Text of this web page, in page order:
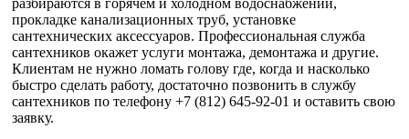
разбираются в горячем и холодном водоснабжении,
прокладке канализационных труб, установке
сантехнических аксессуаров. Профессиональная служба
сантехников окажет услуги монтажа, демонтажа и другие.
Клиентам не нужно ломать голову где, когда и насколько
быстро сделать работу, достаточно позвонить в службу
сантехников по телефону +7 (812) 645-92-01 и оставить свою
заявку.